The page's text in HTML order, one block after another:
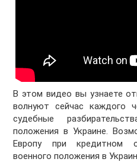
В этом видео вы узнаете
волнуют сейчас каждого
судебные
положения в Украине.
Европу при кредитном
военного положения в